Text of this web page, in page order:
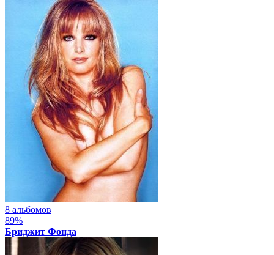
8 альбомов
89%
Бриджит Фонда